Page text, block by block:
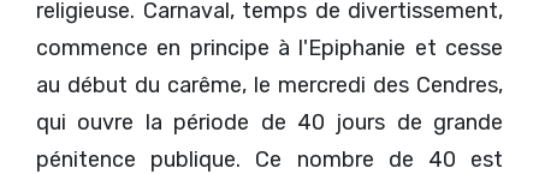
religieuse. Carnaval, temps de divertissement,
commence en principe à l'Epiphanie et cesse
au début du carême, le mercredi des Cendres,
qui ouvre la période de 40 jours de grande
pénitence publique. Ce nombre de 40 est